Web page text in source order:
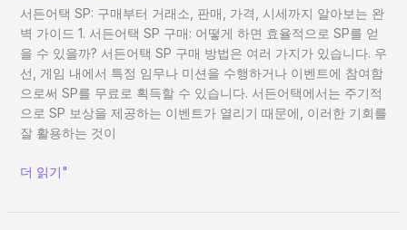
기
서든어택 SP: 구매부터 거래소, 판매, 가격, 시세까지 알아보는 완
벽 가이드 1. 서든어택 SP 구매: 어떻게 하면 효율적으로 SP를 얻
을 수 있을까? 서든어택 SP 구매 방법은 여러 가지가 있습니다. 우
선, 게임 내에서 특정 임무나 미션을 수행하거나 이벤트에 참여함
으로써 SP를 무료로 획득할 수 있습니다. 서든어택에서는 주기적
으로 SP 보상을 제공하는 이벤트가 열리기 때문에, 이러한 기회를
잘 활용하는 것이
와
판
매,
거
래
소
및
격
더 읽기"